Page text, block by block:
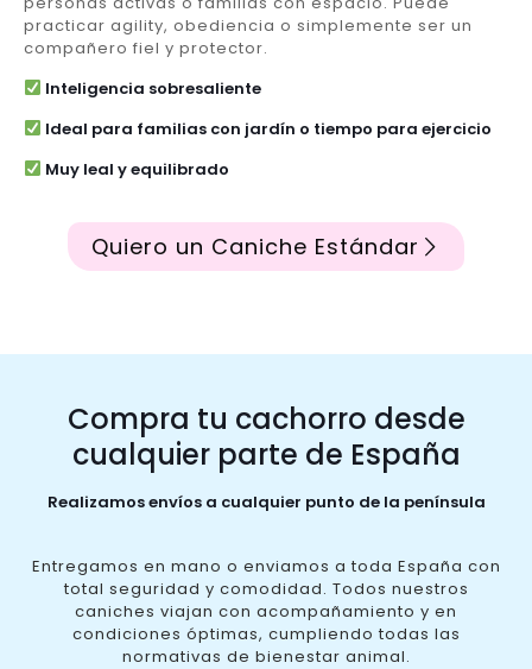
practicar agility, obediencia o simplemente ser un
compañero fiel y protector.
Inteligencia sobresaliente
Ideal para familias con jardín o tiempo para ejercicio
Muy leal y equilibrado
Quiero un Caniche Estándar
Compra tu cachorro desde
cualquier parte de España
Realizamos envíos a cualquier punto de la península
Entregamos en mano o enviamos a toda España con
total seguridad y comodidad. Todos nuestros
caniches viajan con acompañamiento y en
condiciones óptimas, cumpliendo todas las
normativas de bienestar animal.